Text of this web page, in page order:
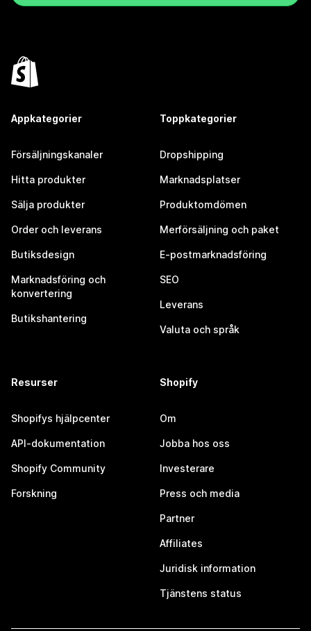
Appkategorier
Försäljningskanaler
Hitta produkter
Sälja produkter
Order och leverans
Butiksdesign
Marknadsföring och
konvertering
Butikshantering
Toppkategorier
Dropshipping
Marknadsplatser
Produktomdömen
Merförsäljning och paket
E-postmarknadsföring
SEO
Leverans
Valuta och språk
Resurser
Shopifys hjälpcenter
API-dokumentation
Shopify Community
Forskning
Shopify
Om
Jobba hos oss
Investerare
Press och media
Partner
Affiliates
Juridisk information
Tjänstens status